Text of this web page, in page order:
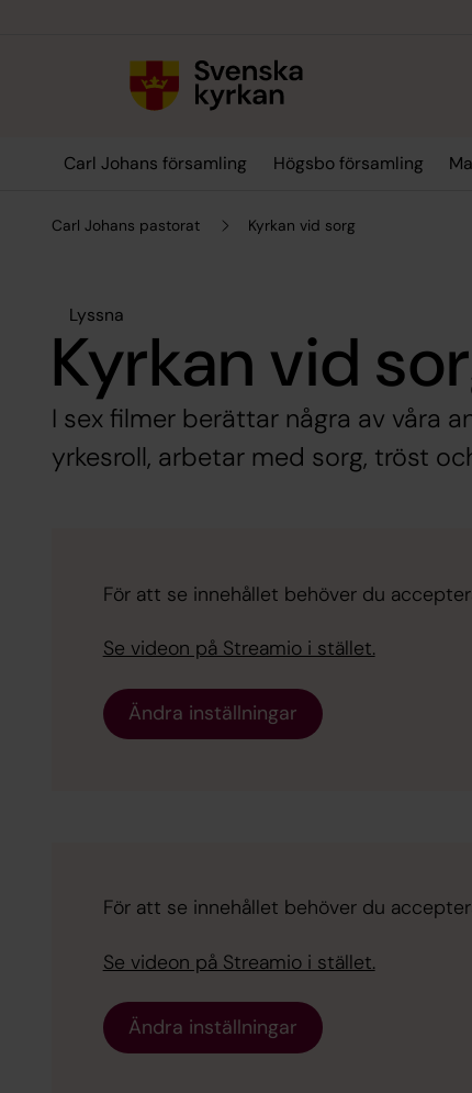
Carl Johans församling Högsbo församling
Carl Johans pastorat Kyrkan vid sorg
Lyssna
Kyrkan vid
I sex filmer berättar några av våra
yrkesroll, arbetar med sorg, tröst
För att se innehållet behöver du
Se videon på Streamio i stället.
Ändra inställningar
För att se innehållet behöver du
Se videon på Streamio i stället.
Ändra inställningar